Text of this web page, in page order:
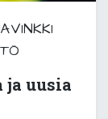
ja uusia